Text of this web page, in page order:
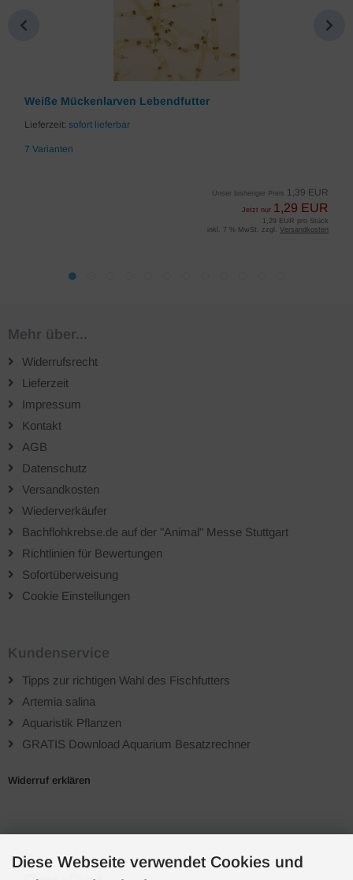
Weiße Mückenlarven Lebendfutter
Lieferzeit: sofort lieferbar
7 Varianten
Unser bisheriger Preis 1,39 EUR
Jetzt nur 1,29 EUR
1,29 EUR pro Stück
inkl. 7 % MwSt. zzgl. Versandkosten
Mehr über...
Widerrufsrecht
Lieferzeit
Impressum
Kontakt
AGB
Datenschutz
Versandkosten
Wiederverkäufer
Bachflohkrebse.de auf der "Animal" Messe Stuttgart
Richtlinien für Bewertungen
Sofortüberweisung
Cookie Einstellungen
Kundenservice
Tipps zur richtigen Wahl des Fischfutters
Artemia salina
Aquaristik Pflanzen
GRATIS Download Aquarium Besatzrechner
Widerruf erklären
Zahlungsarten
Diese Webseite verwendet Cookies und